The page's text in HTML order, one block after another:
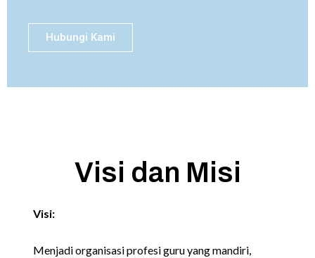
Hubungi Kami
Visi dan Misi
Visi:
Menjadi organisasi profesi guru yang mandiri,